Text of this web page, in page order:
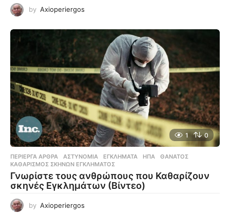
by Axioperiergos
1 0
ΠΕΡΊΕΡΓΑ ΆΡΘΡΑ ΑΣΤΥΝΟΜΊΑ ,ΕΓΚΛΉΜΑΤΑ ,ΗΠΑ ,ΘΆΝΑΤΟΣ
ΚΑΘΑΡΙΣΜΌΣ ΣΚΗΝΏΝ ΕΓΚΛΉΜΑΤΟΣ
Γνωρίστε τους ανθρώπους που Καθαρίζουν
σκηνές Εγκλημάτων (Βίντεο)
by Axioperiergos